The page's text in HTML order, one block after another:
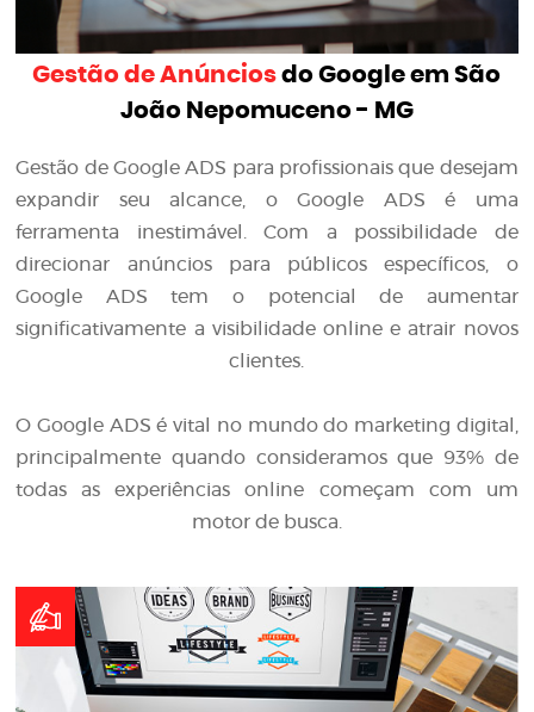
Gestão de Anúncios do Google em São
João Nepomuceno - MG
Gestão de Google ADS para profissionais que desejam
expandir seu alcance, o Google ADS é uma
ferramenta inestimável. Com a possibilidade de
direcionar anúncios para públicos específicos, o
Google ADS tem o potencial de aumentar
significativamente a visibilidade online e atrair novos
clientes.
O Google ADS é vital no mundo do marketing digital,
principalmente quando consideramos que 93% de
todas as experiências online começam com um
motor de busca.